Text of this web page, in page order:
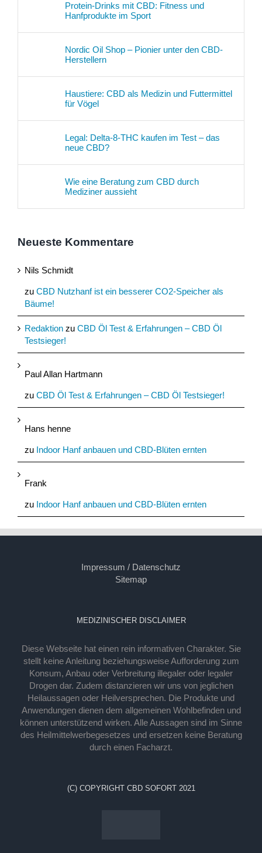
Protein-Drinks mit CBD: Fitness und
Hanfprodukte im Sport
Nordic Oil Shop – Pionier unter den CBD-
Herstellern
Haustiere: CBD als Medizin und Futtermittel
für Vögel
Legal: Delta-8-THC kaufen im Test – das
neue CBD?
Wie eine Beratung zum CBD durch
Mediziner aussieht
Neueste Kommentare
Nils Schmidt
zu CBD Nutzhanf ist ein besserer CO2-Speicher als
Bäume!
Redaktion zu CBD Öl Test & Erfahrungen – CBD Öl
Testsieger!
Paul Allan Hartmann
zu CBD Öl Test & Erfahrungen – CBD Öl Testsieger!
Hans henne
zu Indoor Hanf anbauen und CBD-Blüten ernten
Frank
zu Indoor Hanf anbauen und CBD-Blüten ernten
Impressum / Datenschutz
Sitemap
MEDIZINISCHER DISCLAIMER
Diese Webseite hat einen rein informativen Charakter. Sie
stellt keine Anleitung beziehungsweise Aufforderung zum
Konsum, Anbau oder Verbreitung illegaler oder legaler
Drogen dar. Zudem distanzieren wir uns von jeglichen
Heilaussagen oder Heilversprechen. Die Produkte und
Anwendungen dienen dem allgemeinen Wohlbefinden und
können unterstützend wirken. Alle Aussagen sind im Sinne
des Heilmittelwerbegesetzes und ersetzen keine Beratung
durch einen Facharzt.
(C) COPYRIGHT CBD SOFORT 2021